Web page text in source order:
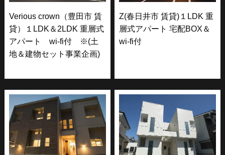
Verious crown（豊田市 賃
貸）１LDK＆2LDK 重層式
アパート wi-fi付 ※(土
地＆建物セット事業企画)
Z(春日井市 賃貸)１LDK 重
層式アパート 宅配BOX＆
wi-fi付